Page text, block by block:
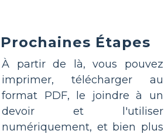
Prochaines Étapes
À partir de là, vous pouvez
imprimer, télécharger au
format PDF, le joindre à un
devoir et l'utiliser
numériquement, et bien plus